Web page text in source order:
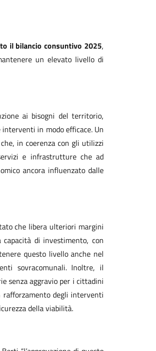
il bilancio consuntivo 2025,
un elevato livello di
ai bisogni del territorio,
in modo efficace. Un
in coerenza con gli utilizzi
e infrastrutture che ad
ancora influenzato dalle
che libera ulteriori margini
di investimento, con
questo livello anche nel
sovracomunali. Inoltre, il
senza aggravio per i cittadini
degli interventi
della viabilità.